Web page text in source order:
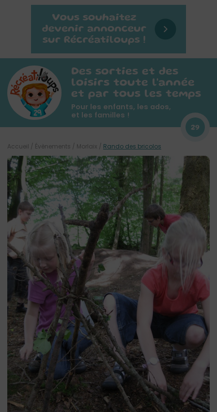
Des sorties et des
loisirs toute l'année
et par tous les temps
Pour les enfants, les ados,
et les familles !
29
Accueil / Évènements / Morlaix / Rando des bricolos